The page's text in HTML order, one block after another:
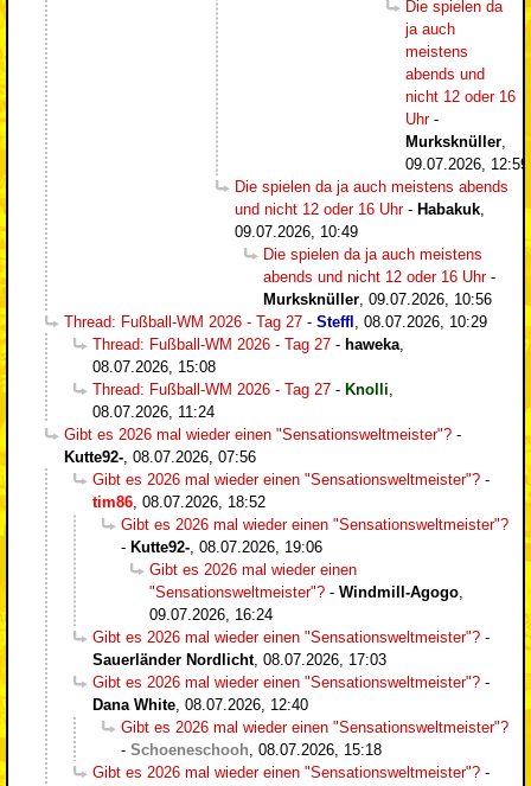
Die spielen da
ja auch
meistens
abends und
nicht 12 oder 16
Uhr-
Murksknüller
09.07.2026, 12:59
Die spielen da ja auch meistens abends
und nicht 12 oder 16 Uhr- Habakuk
09.07.2026, 10:49
Die spielen da ja auch meistens
abends und nicht 12 oder 16 Uhr-
Murksknüller 09.07.2026, 10:56
Thread: Fußball-WM 2026 - Tag 27 - Steffl
08.07.2026, 10:29
Thread: Fußball-WM 2026 - Tag 27 - haweka
08.07.2026, 15:08
Thread: Fußball-WM 2026 - Tag 27 - Knolli
08.07.2026, 11:24
Gibt es 2026 mal wieder einen "Sensationsweltmeister"? -
Kutte92- 08.07.2026, 07:56
Gibt es 2026 mal wieder einen "Sensationsweltmeister"? -
tim86 08.07.2026, 18:52
Gibt es 2026 mal wieder einen "Sensationsweltmeister"?
- Kutte92- 08.07.2026, 19:06
Gibt es 2026 mal wieder einen
"Sensationsweltmeister"? - Windmill-Agogo
09.07.2026, 16:24
Gibt es 2026 mal wieder einen "Sensationsweltmeister"? -
Sauerländer Nordlicht, 08.07.2026, 17:03
Gibt es 2026 mal wieder einen "Sensationsweltmeister"? -
Dana White 08.07.2026, 12:40
Gibt es 2026 mal wieder einen "Sensationsweltmeister"?
- Schoeneschooh 08.07.2026, 15:18
Gibt es 2026 mal wieder einen "Sensationsweltmeister"? -